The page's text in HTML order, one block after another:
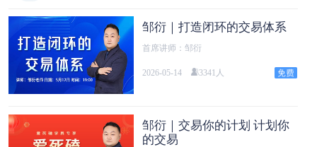
邹衍｜打造闭环的交易体系
首席讲师：邹衍
2026-05-14 3341人
邹衍｜交易你的计划 计划你
的交易